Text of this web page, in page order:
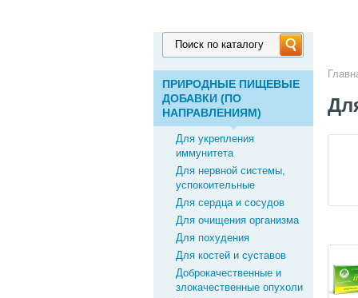
Поиск по каталогу
ПРИРОДНЫЕ ПИЩЕВЫЕ
ДОБАВКИ (ПО
НАПРАВЛЕНИЯМ)
Для укрепления
иммунитета
Для нервной системы,
успокоительные
Для сердца и сосудов
Для очищения организма
Для похудения
Для костей и суставов
Доброкачественные и
злокачественные опухоли